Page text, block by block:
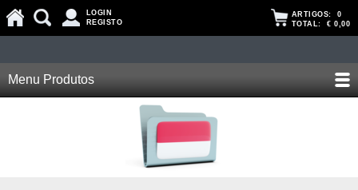
LOGIN
REGISTO
ARTIGOS: 0
TOTAL: € 0,00
Menu Produtos